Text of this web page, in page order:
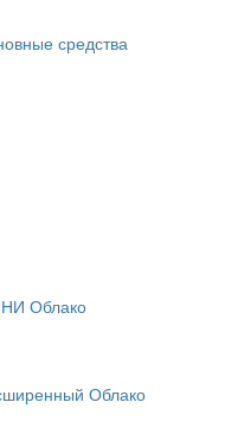
средства
Облако
Облако